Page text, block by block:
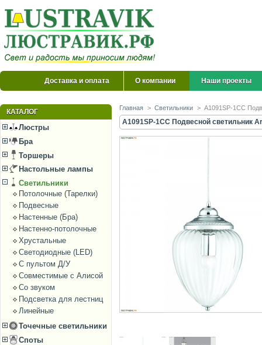
Доставка и оплата О компании Наши проекты
КАТАЛОГ
Люстры
Бра
Торшеры
Настольные лампы
Светильники
Потолочные (Тарелки)
Подвесные
Настенные (Бра)
Настенно-потолочные
Хрустальные
Светодиодные (LED)
С пультом Д/У
Совместимые с Алисой
Со звуком
Подсветка для лестниц
Линейные
Точечные светильники
Споты
Главная > Светильники > A1091SP-1CC
A1091SP-1CC Подвесной светильник